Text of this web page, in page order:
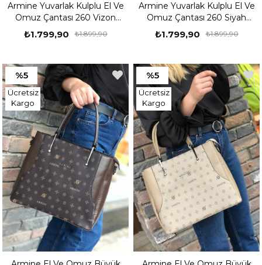
Armine Yuvarlak Kulplu El Ve
Omuz Çantası 260 Vizon
Baskılı
₺1.799,90 ₺1.899,90
Armine Yuvarlak Kulplu El Ve
Omuz Çantası 260 Siyah
Baskılı
₺1.799,90 ₺1.899,90
%5
Ücretsiz
Kargo
%5
Ücretsiz
Kargo